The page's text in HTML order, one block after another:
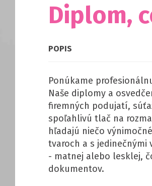
Diplom,
POPIS
Ponúkame
Naše diplomy a
firemných podujatí,
spoľahlivú tlač na
hľadajú niečo
tvaroch a s jedinečnými
- matnej alebo lesklej,
dokumentov.